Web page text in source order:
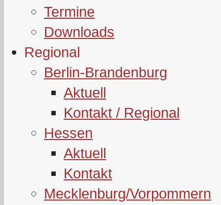
Termine
Downloads
Regional
Berlin-Brandenburg
Aktuell
Kontakt / Regional
Hessen
Aktuell
Kontakt
Mecklenburg/Vorpommern